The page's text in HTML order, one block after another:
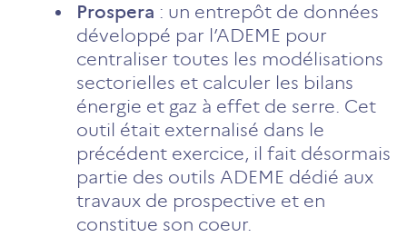
Prospera : un entrepôt de données
développé par l’ADEME pour
centraliser toutes les modélisations
sectorielles et calculer les bilans
énergie et gaz à effet de serre. Cet
outil était externalisé dans le
précédent exercice, il fait désormais
partie des outils ADEME dédié aux
travaux de prospective et en
constitue son coeur.